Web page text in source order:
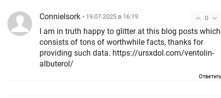
0
ConnieIsork • 19.07.2025 в 16:19
I am in truth happy to glitter at this blog posts which
consists of tons of worthwhile facts, thanks for
providing such data. https://ursxdol.com/ventolin-
albuterol/